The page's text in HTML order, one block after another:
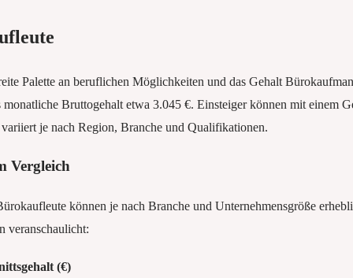
Palette an beruflichen Möglichkeiten und das Gehalt
monatliche Bruttogehalt etwa 3.045 €. Einsteiger können mit einem
je nach Region, Branche und Qualifikationen.
Vergleich
können je nach Branche und Unternehmensgröße
veranschaulicht:
(€)